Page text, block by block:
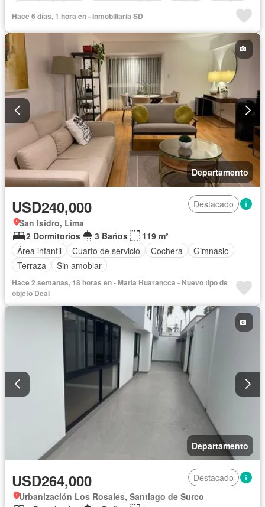
Seguridad
Piscina Sin amoblar
Hace 6 días, 1 hora en - Inmobiliaria SD
Departamento
USD240,000
Destacado
San Isidro, Lima
2 Dormitorios
3 Baños
119 m²
Área infantil
Cuarto de servicio Cochera
Gimnasio
Terraza
Sin amoblar
Hace 2 semanas, 18 horas en - María Huarancca - Nuevo tipo de
objeto Deal
Departamento
USD264,000
Destacado
Urbanización Los Rosales, Santiago de Surco